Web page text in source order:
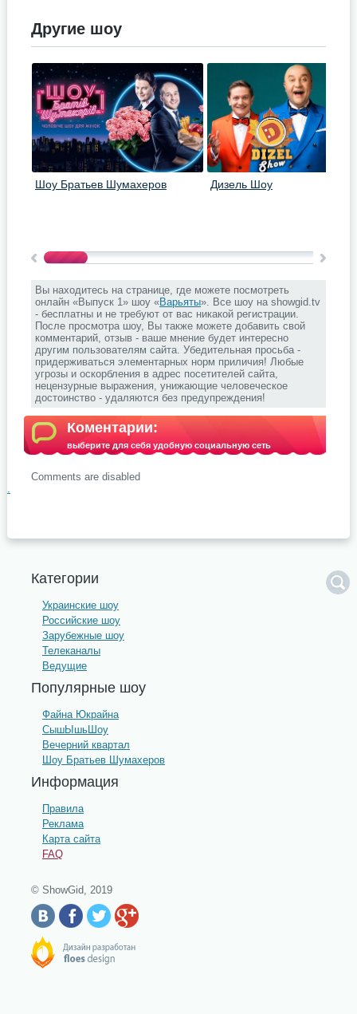
Другие шоу
Шоу Братьев Шумахеров Дизель Шоу
Вы находитесь на странице, где можете посмотреть
онлайн «Выпуск 1» шоу «Варьяты». Все шоу на showgid.tv
- бесплатны и не требуют от вас никакой регистрации.
После просмотра шоу, Вы также можете добавить свой
комментарий, отзыв - ваше мнение будет интересно
другим пользователям сайта. Убедительная просьба -
придерживаться элементарных норм приличия! Любые
угрозы и оскорбления в адрес посетителей сайта,
нецензурные выражения, унижающие человеческое
достоинство - удаляются без предупреждения!
Коментарии:
выберите для себя удобную социальную сеть
Comments are disabled
.
Категории
Украинские шоу
Российские шоу
Зарубежные шоу
Телеканалы
Ведущие
Популярные шоу
Файна Юкрайна
СышЫшьШоу
Вечерний квартал
Шоу Братьев Шумахеров
Информация
Правила
Реклама
Карта сайта
FAQ
© ShowGid, 2019